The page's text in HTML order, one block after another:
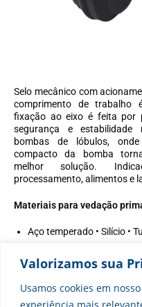
Valorizamos sua
Usamos cookies em
experiência mais
Selo mecânico com
comprimento de trabalho
fixação ao eixo é feita por
segurança e estabilidade
bombas de lóbulos,
compacto da bomba
melhor solução.
processamento, alimentos e
Materiais para vedação
Aço temperado • Silício •
Limites operacionais